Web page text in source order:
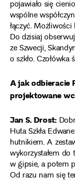
pojawiało się
wspólne
łączyć.
Do dzisiaj
ze Szwecji,
o szkło. Czołówka
A jak odbieracie
projektowane
Jan S. Drost:
Huta Szkła
hutnikiem. A
wykorzystałem do
w gipsie, a potem
Od razu nam się